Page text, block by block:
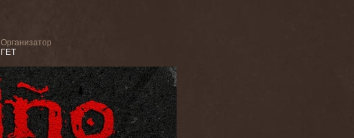
Организатор
ГЕТ